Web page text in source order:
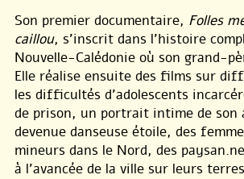
Son premier documentaire, Folles
caillou, s’inscrit dans l’histoire
Nouvelle-Calédonie où son grand-
Elle réalise ensuite des films sur
les difficultés d’adolescents
de prison, un portrait intime de son
devenue danseuse étoile, des
mineurs dans le Nord, des
à l’avancée de la ville sur leurs